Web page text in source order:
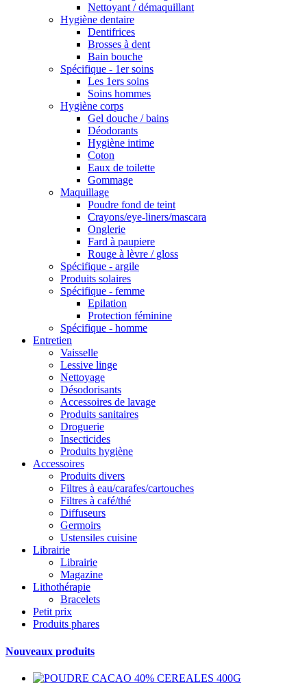
Nettoyant / démaquillant
Hygiène dentaire
Dentifrices
Brosses à dent
Bain bouche
Spécifique - 1er soins
Les 1ers soins
Soins hommes
Hygiène corps
Gel douche / bains
Déodorants
Hygiène intime
Coton
Eaux de toilette
Gommage
Maquillage
Poudre fond de teint
Crayons/eye-liners/mascara
Onglerie
Fard à paupiere
Rouge à lèvre / gloss
Spécifique - argile
Produits solaires
Spécifique - femme
Epilation
Protection féminine
Spécifique - homme
Entretien
Vaisselle
Lessive linge
Nettoyage
Désodorisants
Accessoires de lavage
Produits sanitaires
Droguerie
Insecticides
Produits hygiène
Accessoires
Produits divers
Filtres à eau/carafes/cartouches
Filtres à café/thé
Diffuseurs
Germoirs
Ustensiles cuisine
Librairie
Librairie
Magazine
Lithothérapie
Bracelets
Petit prix
Produits phares
Nouveaux produits